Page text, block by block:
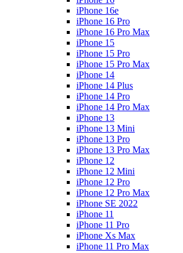
iPhone 16e
iPhone 16 Pro
iPhone 16 Pro Max
iPhone 15
iPhone 15 Pro
iPhone 15 Pro Max
iPhone 14
iPhone 14 Plus
iPhone 14 Pro
iPhone 14 Pro Max
iPhone 13
iPhone 13 Mini
iPhone 13 Pro
iPhone 13 Pro Max
iPhone 12
iPhone 12 Mini
iPhone 12 Pro
iPhone 12 Pro Max
iPhone SE 2022
iPhone 11
iPhone 11 Pro
iPhone Xs Max
iPhone 11 Pro Max